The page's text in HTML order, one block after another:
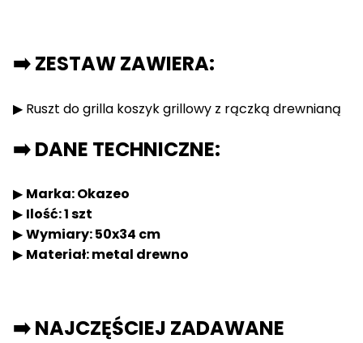
➡️ ZESTAW ZAWIERA:
▶ Ruszt do grilla koszyk grillowy z rączką drewnianą
➡️ DANE TECHNICZNE:
▶ Marka: Okazeo
▶ Ilość: 1 szt
▶Wymiary: 50x34 cm
▶ Materiał: metal drewno
➡️ NAJCZĘŚCIEJ ZADAWANE